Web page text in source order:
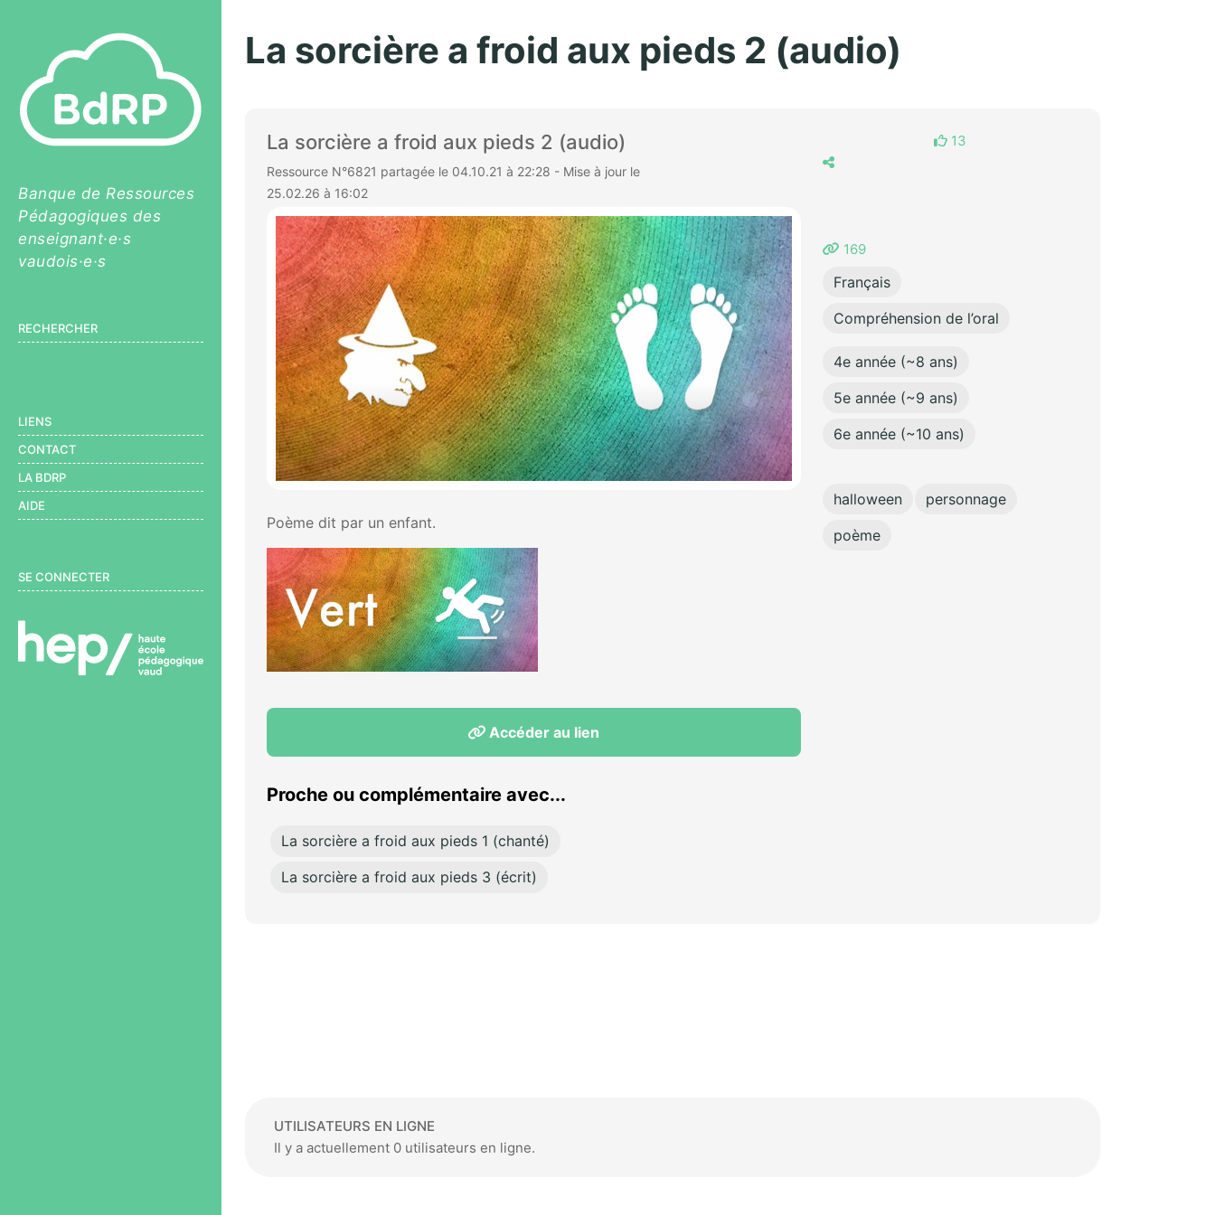
La sorcière a froid aux pieds 2 (audio)
La sorcière a froid aux pieds 2 (audio)
Ressource N°6821 partagée le 04.10.21 à 22:28 - Mise à jour le
25.02.26 à 16:02
Poème dit par un enfant.
Accéder au lien
Proche ou complémentaire avec...
La sorcière a froid aux pieds 1 (chanté)
La sorcière a froid aux pieds 3 (écrit)
13
169
Français
Compréhension de l’oral
4e année (~8 ans)
5e année (~9 ans)
6e année (~10 ans)
halloween
personnage
poème
Banque de Ressources
Pédagogiques des
enseignant·e·s
vaudois·e·s
RECHERCHER
LIENS
CONTACT
LA BDRP
AIDE
User menu
SE CONNECTER
UTILISATEURS EN LIGNE
Il y a actuellement 0 utilisateurs en ligne.